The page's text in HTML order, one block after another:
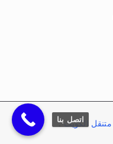
متنقل الكويت.
اتصل بنا